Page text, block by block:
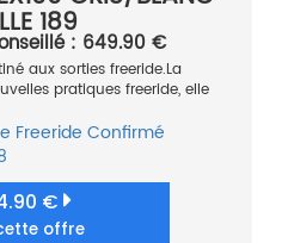
189
: 649.90 €
aux sorties freeride.La
pratiques freeride, elle
Freeride Confirmé
€
offre